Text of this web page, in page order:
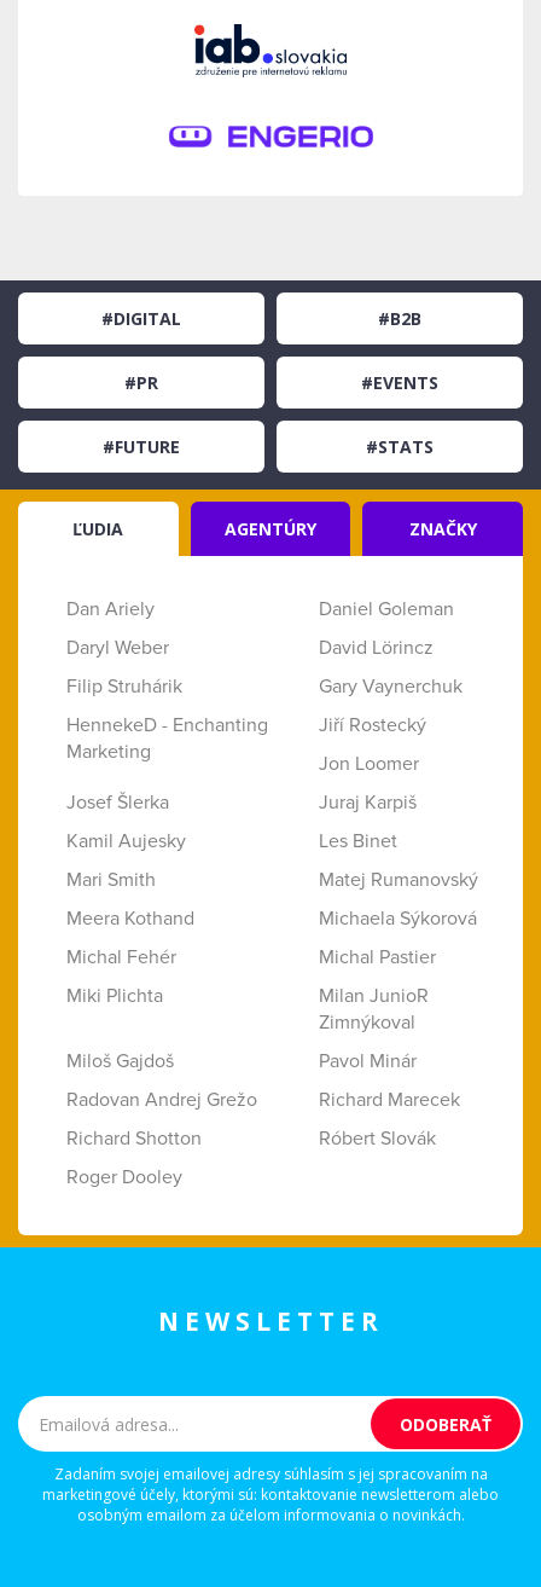
#DIGITAL #B2B
#PR #EVENTS
#FUTURE #STATS
ĽUDIA AGENTÚRY ZNAČKY
Dan Ariely
Daniel Goleman
Daryl Weber
David Lörincz
Filip Struhárik
Gary Vaynerchuk
HennekeD - Enchanting
Marketing
Jiří Rostecký
Jon Loomer
Josef Šlerka
Juraj Karpiš
Kamil Aujesky
Les Binet
Mari Smith
Matej Rumanovský
Meera Kothand
Michaela Sýkorová
Michal Fehér
Michal Pastier
Miki Plichta
Milan JunioR
Zimnýkoval
Miloš Gajdoš
Pavol Minár
Radovan Andrej Grežo
Richard Marecek
Richard Shotton
Róbert Slovák
Roger Dooley
NEWSLETTER
Zadaním svojej emailovej adresy súhlasím s jej spracovaním na
marketingové účely, ktorými sú: kontaktovanie newsletterom alebo
osobným emailom za účelom informovania o novinkách.